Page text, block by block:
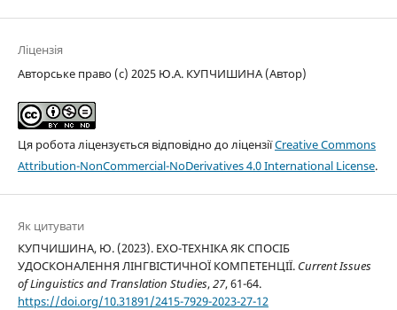
Ліцензія
Авторське право (c) 2025 Ю.А. КУПЧИШИНА (Автор)
Ця робота ліцензується відповідно до ліцензіїCreative Commons
Attribution-NonCommercial-NoDerivatives 4.0 International License.
Як цитувати
КУПЧИШИНА, Ю. (2023). ЕХО-ТЕХНІКА ЯК СПОСІБ
УДОСКОНАЛЕННЯ ЛІНГВІСТИЧНОЇ КОМПЕТЕНЦІЇ. Current Issues
of Linguistics and Translation Studies,27, 61-64.
https://doi.org/10.31891/2415-7929-2023-27-12